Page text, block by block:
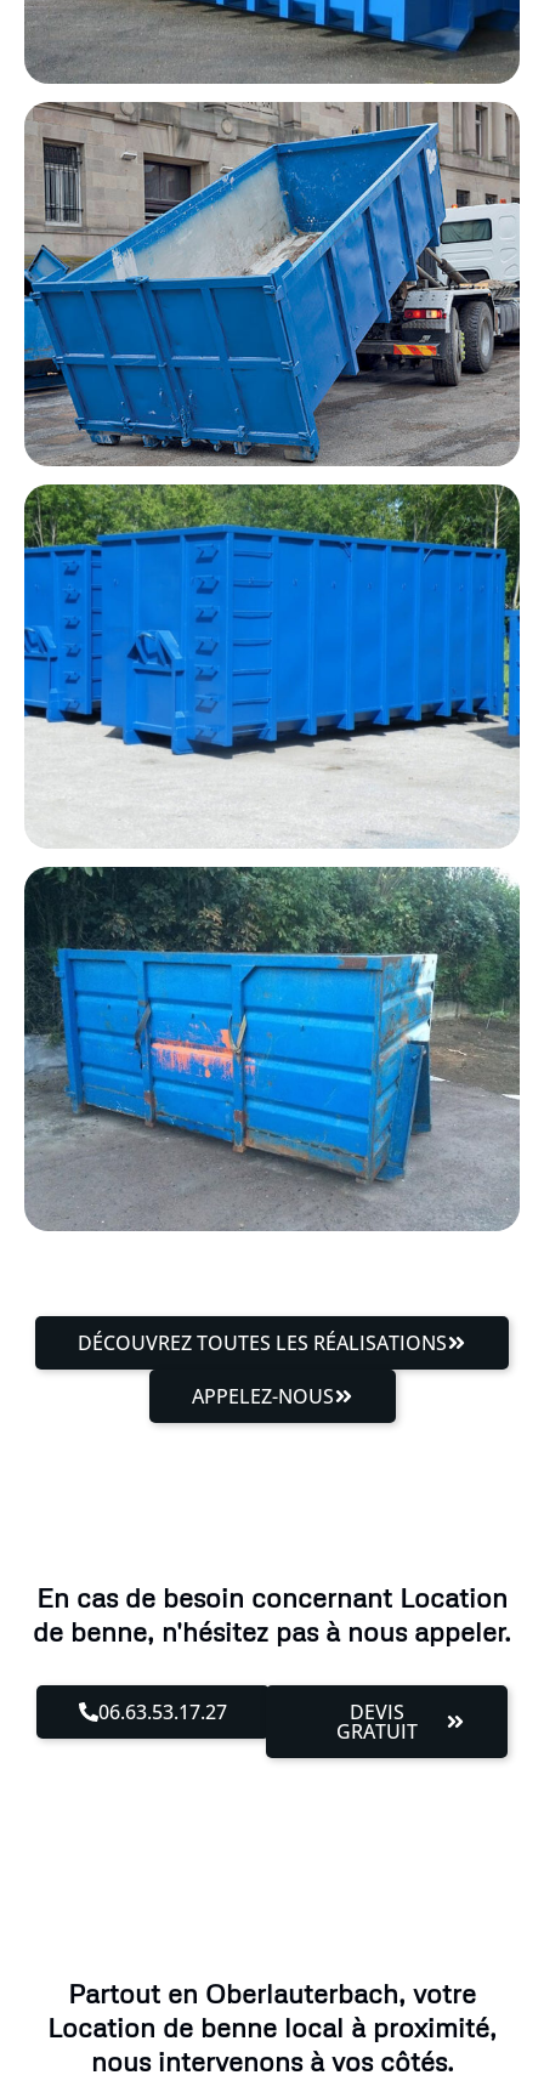
DÉCOUVREZ TOUTES LES RÉALISATIONS
APPELEZ-NOUS
En cas de besoin concernant Location
de benne, n'hésitez pas à nous appeler.
06.63.53.17.27 DEVIS
GRATUIT
Partout en Oberlauterbach, votre
Location de benne local à proximité,
nous intervenons à vos côtés.